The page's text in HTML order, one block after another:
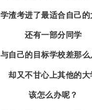
学渣考进了最适合自己的
还有一部分同学
与自己的目标学校差那么
却又不甘心上其他的大
该怎么办呢？